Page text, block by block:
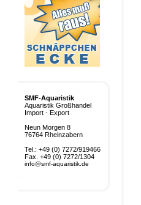
SMF-Aquaristik
Aquaristik Großhandel
Import - Export
Neun Morgen 8
76764 Rheinzabern
Tel.: +49 (0) 7272/919466
Fax. +49 (0) 7272/1304
info@smf-aquaristik.de